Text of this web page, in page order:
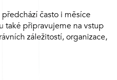
často i měsíce
také připravujeme na vstup
záležitostí, organizace,